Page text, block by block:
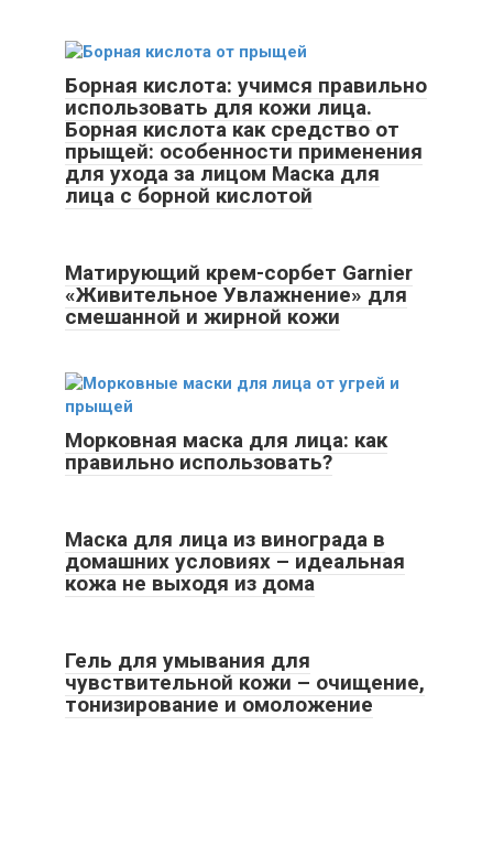
Борная кислота: учимся правильно
использовать для кожи лица.
Борная кислота как средство от
прыщей: особенности применения
для ухода за лицом Маска для
лица с борной кислотой
Матирующий крем-сорбет Garnier
«Живительное Увлажнение» для
смешанной и жирной кожи
Морковная маска для лица: как
правильно использовать?
Маска для лица из винограда в
домашних условиях – идеальная
кожа не выходя из дома
Гель для умывания для
чувствительной кожи – очищение,
тонизирование и омоложение